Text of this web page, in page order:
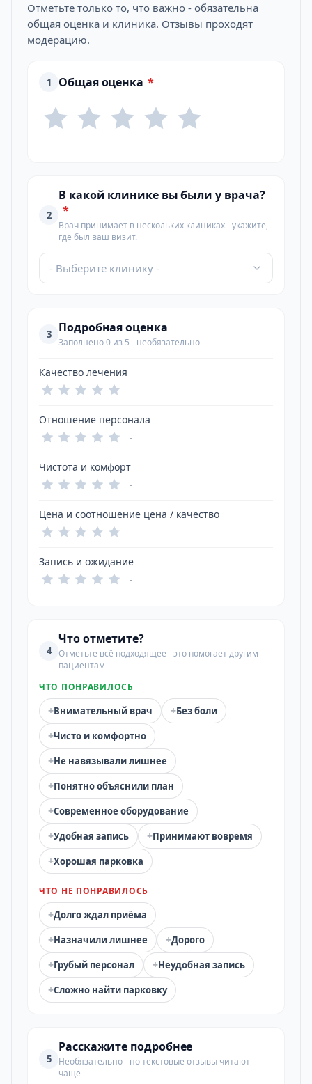
Отметьте только то, что важно - обязательна
общая оценка и клиника. Отзывы проходят
модерацию.
1 Общая оценка *
2
В какой клинике вы были у врача?
*
Врач принимает в нескольких клиниках - укажите,
где был ваш визит.
- Выберите клинику -
3 Подробная оценка
Заполнено 0 из 5 - необязательно
Качество лечения
-
Отношение персонала
-
Чистота и комфорт
-
Цена и соотношение цена / качество
-
Запись и ожидание
-
4
Что отметите?
Отметьте всё подходящее - это помогает другим
пациентам
ЧТО ПОНРАВИЛОСЬ
+Внимательный врач +Без боли
+Чисто и комфортно
+Не навязывали лишнее
+Понятно объяснили план
+Современное оборудование
+Удобная запись +Принимают вовремя
+Хорошая парковка
ЧТО НЕ ПОНРАВИЛОСЬ
+Долго ждал приёма
+Назначили лишнее +Дорого
+Грубый персонал +Неудобная запись
+Сложно найти парковку
5
Расскажите подробнее
Необязательно - но текстовые отзывы читают
чаще